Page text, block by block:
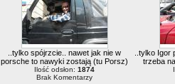
..tylko spójrzcie.. nawet jak nie w
porsche to nawyki zostają (tu Porsz)
Ilość odsłon: 1874
Brak Komentarzy
..tylko Igor
trzeba